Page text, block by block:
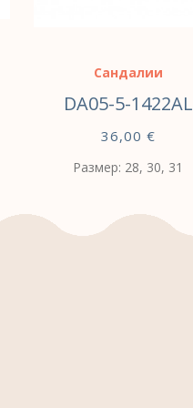
Сандалии
DA05-5-1422AL
36,00 €
Размер: 28, 30, 31